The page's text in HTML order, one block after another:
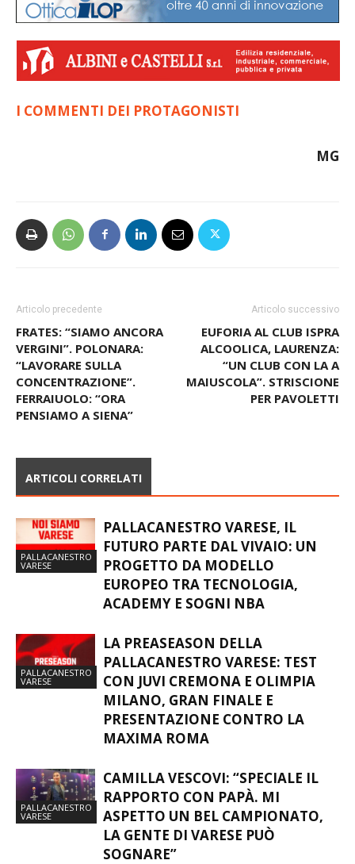
I COMMENTI DEI PROTAGONISTI
MG
Articolo precedente
FRATES: “SIAMO ANCORA
VERGINI”. POLONARA:
“LAVORARE SULLA
CONCENTRAZIONE”.
FERRAIUOLO: “ORA
PENSIAMO A SIENA”
Articolo successivo
EUFORIA AL CLUB ISPRA
ALCOOLICA, LAURENZA:
“UN CLUB CON LA A
MAIUSCOLA”. STRISCIONE
PER PAVOLETTI
ARTICOLI CORRELATI
PALLACANESTRO
VARESE
PALLACANESTRO VARESE, IL
FUTURO PARTE DAL VIVAIO: UN
PROGETTO DA MODELLO
EUROPEO TRA TECNOLOGIA,
ACADEMY E SOGNI NBA
PALLACANESTRO
VARESE
LA PREASEASON DELLA
PALLACANESTRO VARESE: TEST
CON JUVI CREMONA E OLIMPIA
MILANO, GRAN FINALE E
PRESENTAZIONE CONTRO LA
MAXIMA ROMA
PALLACANESTRO
VARESE
CAMILLA VESCOVI: “SPECIALE IL
RAPPORTO CON PAPÀ. MI
ASPETTO UN BEL CAMPIONATO,
LA GENTE DI VARESE PUÒ
SOGNARE”